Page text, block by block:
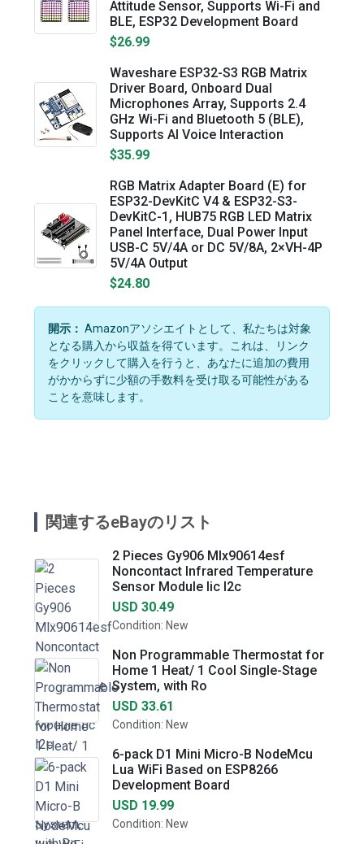
Attitude Sensor, Supports Wi-Fi and
BLE, ESP32 Development Board
$26.99
Waveshare ESP32-S3 RGB Matrix
Driver Board, Onboard Dual
Microphones Array, Supports 2.4
GHz Wi-Fi and Bluetooth 5 (BLE),
Supports AI Voice Interaction
$35.99
RGB Matrix Adapter Board (E) for
ESP32-DevKitC V4 & ESP32-S3-
DevKitC-1, HUB75 RGB LED Matrix
Panel Interface, Dual Power Input
USB-C 5V/4A or DC 5V/8A, 2×VH-4P
5V/4A Output
$24.80
開示： Amazonアソシエイトとして、私たちは対象
となる購入から収益を得ています。これは、リンク
をクリックして購入を行うと、あなたに追加の費用
がかからずに少額の手数料を受け取る可能性がある
ことを意味します。
関連するeBayのリスト
2 Pieces Gy906 Mlx90614esf
Noncontact Infrared Temperature
Sensor Module Iic I2c
USD 30.49
Condition: New
Non Programmable Thermostat for
Home 1 Heat/ 1 Cool Single-Stage
System, with Ro
USD 33.61
Condition: New
6-pack D1 Mini Micro-B NodeMcu
Lua WiFi Based on ESP8266
Development Board
USD 19.99
Condition: New